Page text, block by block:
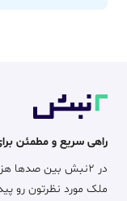
راهی سریع و مطمئن
در ۲نبش بین
ملک مورد نظرتون رو